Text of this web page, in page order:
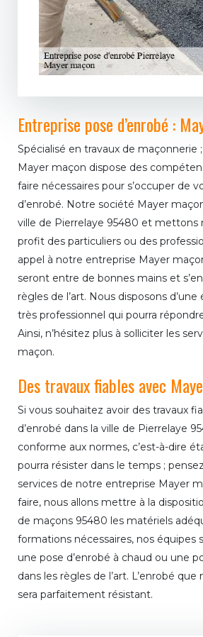
Entreprise pose d’enrobé :
Spécialisé en travaux de maçonnerie
Mayer maçon dispose des
faire nécessaires pour s’occuper de
d’enrobé. Notre société Mayer
ville de Pierrelaye 95480 et mettons
profit des particuliers ou des
appel à notre entreprise Mayer
seront entre de bonnes mains et
règles de l’art. Nous disposons
très professionnel qui pourra
Ainsi, n’hésitez plus à solliciter les
maçon.
Des travaux fiables avec
Si vous souhaitez avoir des travaux
d’enrobé dans la ville de Pierrelaye
conforme aux normes, c’est-à-dire
pourra résister dans le temps ;
services de notre entreprise Mayer
faire, nous allons mettre à la
de maçons 95480 les matériels
formations nécessaires, nos équipes
une pose d’enrobé à chaud ou une
dans les règles de l’art. L’enrobé que
sera parfaitement résistant.